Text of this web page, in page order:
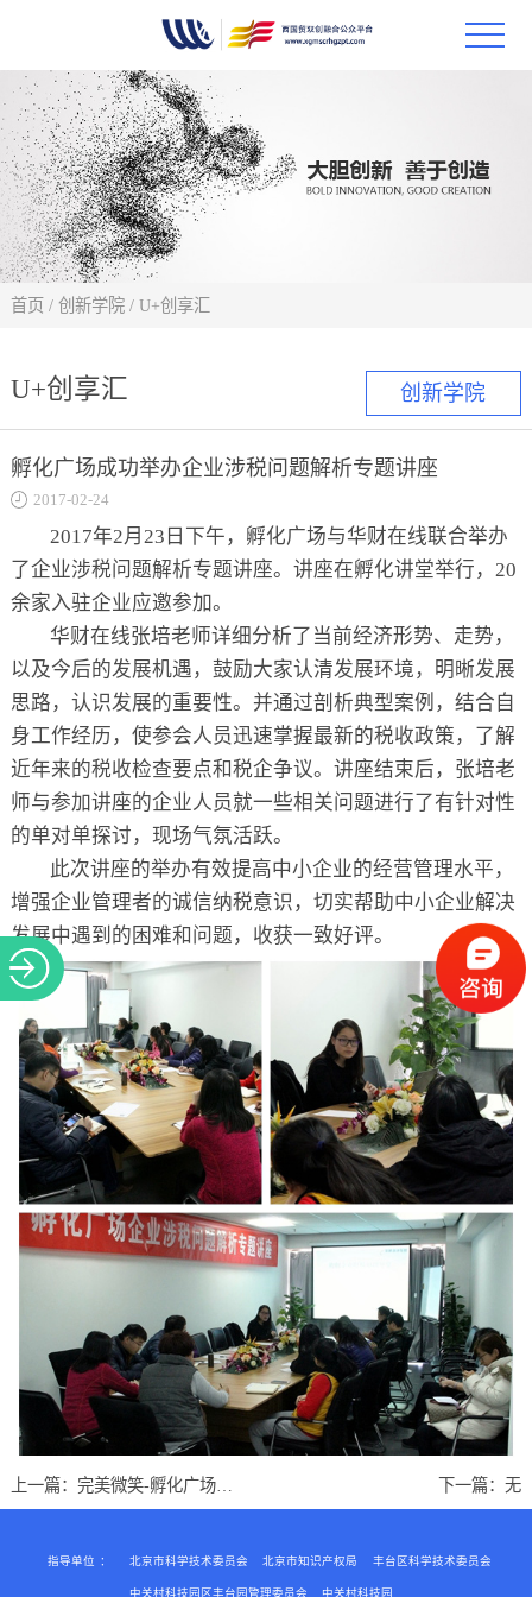
政策
合作
关于
创新学院
首页 / 创新学院 / U+创享汇
U+创享汇
孵化广场成功举办企业涉税问题解析专题讲座
2017-02-24
2017年2月23日下午，孵化广场与华财在线联合举办
了企业涉税问题解析专题讲座。讲座在孵化讲堂举行，20
余家入驻企业应邀参加。
华财在线张培老师详细分析了当前经济形势、走势，
以及今后的发展机遇，鼓励大家认清发展环境，明晰发展
思路，认识发展的重要性。并通过剖析典型案例，结合自
身工作经历，使参会人员迅速掌握最新的税收政策，了解
近年来的税收检查要点和税企争议。讲座结束后，张培老
师与参加讲座的企业人员就一些相关问题进行了有针对性
的单对单探讨，现场气氛活跃。
此次讲座的举办有效提高中小企业的经营管理水平，
增强企业管理者的诚信纳税意识，切实帮助中小企业解决
发展中遇到的困难和问题，收获一致好评。
上一篇： 完美微笑-孵化广场组织女性职业礼仪沙龙活动 下一篇：无
指导单位 ： 北京市科学技术委员会 北京市知识产权局 丰台区科学技术委员会
中关村科技园区丰台园管理委员会 中关村科技园